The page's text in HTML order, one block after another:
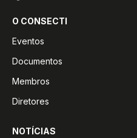
O CONSECTI
Eventos
Documentos
Membros
Diretores
NOTÍCIAS